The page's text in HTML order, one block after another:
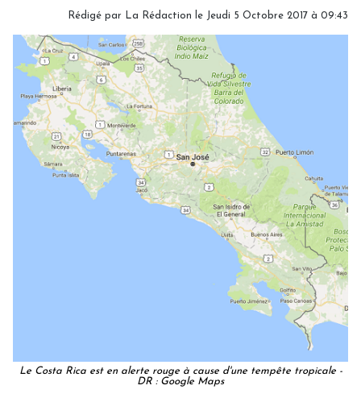
Rédigé par La Rédaction le Jeudi 5 Octobre 2017 à 09:43
Le Costa Rica est en alerte rouge à cause d'une tempête tropicale -
DR : Google Maps